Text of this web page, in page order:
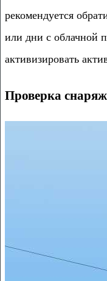
рекомендуется
или дни с облачной
активизировать
Проверка